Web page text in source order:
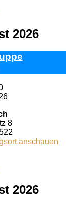
2026
8
anschauen
2026